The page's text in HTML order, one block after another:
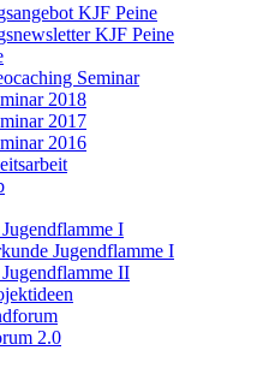
KJF Peine
KJF Peine
Seminar
2018
2017
2016
I
Jugendflamme I
II
2.0